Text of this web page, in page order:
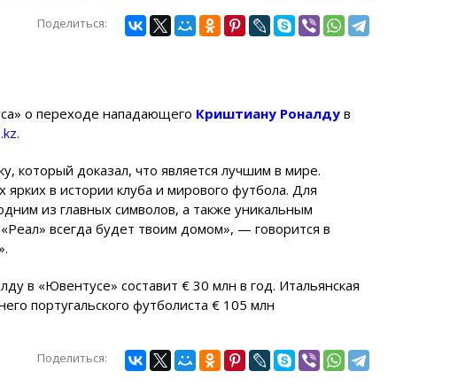
Поделиться:
о переходе нападающего Криштиану Роналду в
который доказал, что является лучшим в мире.
в истории клуба и мирового футбола. Для
из главных символов, а также уникальным
всегда будет твоим домом», — говорится в
в «Ювентусе» составит € 30 млн в год. Итальянская
португальского футболиста € 105 млн
Поделиться: